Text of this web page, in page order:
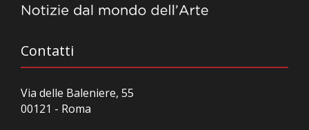
Contatti
Via delle Baleniere, 55
00121 - Roma